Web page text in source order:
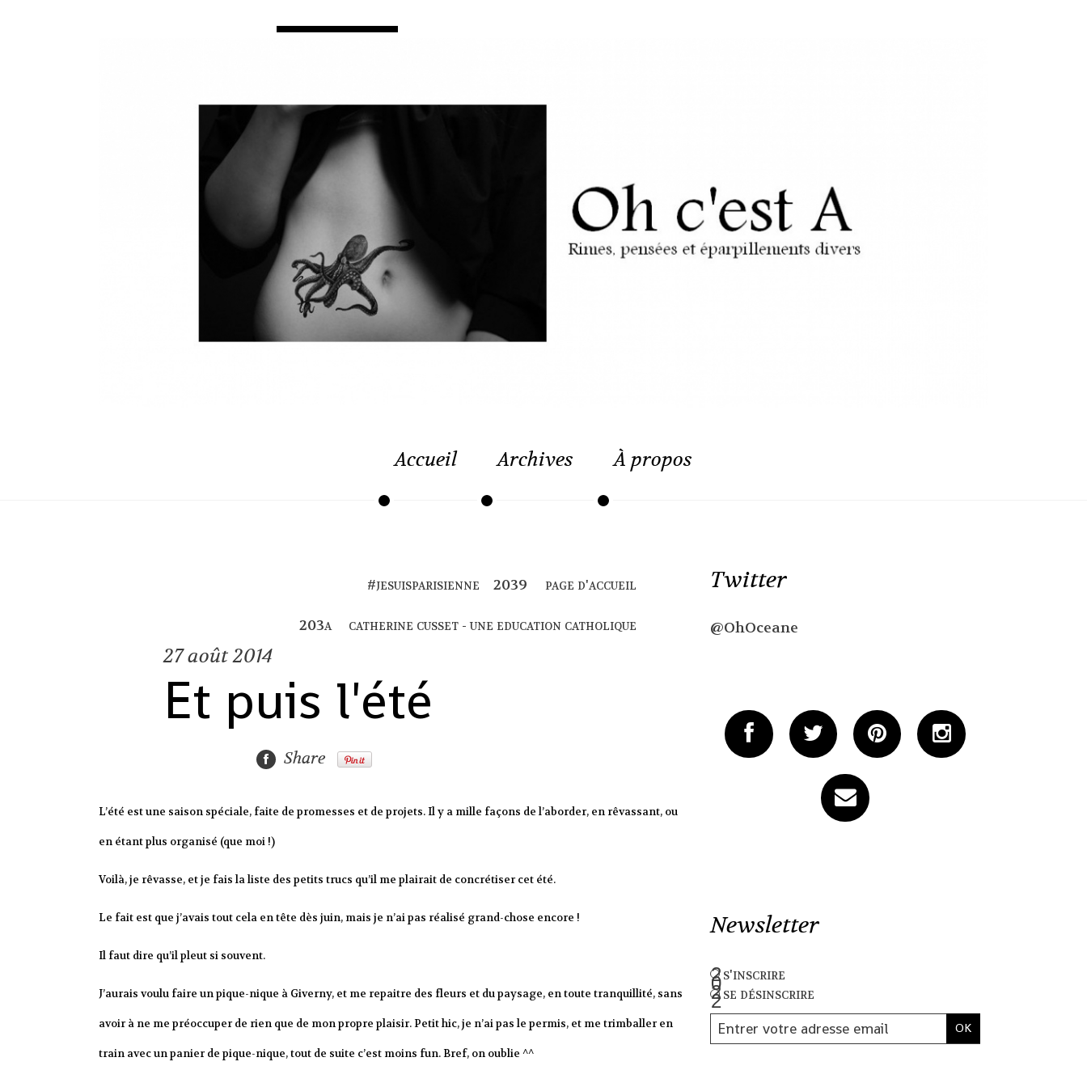
Accueil Archives À propos
#jesuisparisienne page d'accueil
catherine cusset - une education catholique
27 août 2014
Et puis l'été
Share
L’été est une saison spéciale, faite de promesses et de projets. Il y a mille façons de l’aborder, en rêvassant, ou
en étant plus organisé (que moi !)
Voilà, je rêvasse, et je fais la liste des petits trucs qu’il me plairait de concrétiser cet été.
Le fait est que j’avais tout cela en tête dès juin, mais je n’ai pas réalisé grand-chose encore !
Il faut dire qu’il pleut si souvent.
J’aurais voulu faire un pique-nique à Giverny, et me repaitre des fleurs et du paysage, en toute tranquillité, sans
avoir à ne me préoccuper de rien que de mon propre plaisir. Petit hic, je n’ai pas le permis, et me trimballer en
train avec un panier de pique-nique, tout de suite c’est moins fun. Bref, on oublie ^^
Twitter
@OhOceane
Newsletter
s'inscrire
se désinscrire